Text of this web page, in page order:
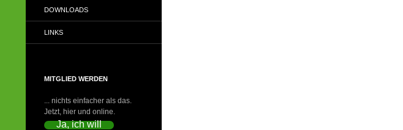
DOWNLOADS
LINKS
MITGLIED WERDEN
... nichts einfacher als das.
Jetzt, hier und online.
Ja, ich will